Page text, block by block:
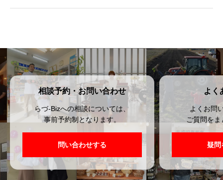
相談予約・お問い合わせ
らづ-Bizへの相談については、
事前予約制となります。
問い合わせする
よく
よくお問
ご質問を
疑問